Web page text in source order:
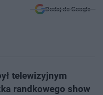
Dodaj do Google
telewizyjnym
randkowego show